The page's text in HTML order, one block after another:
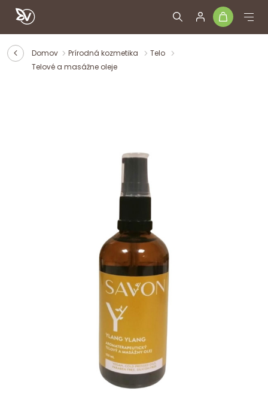
Domov Prírodná kozmetika
Telo
Telové a masážne oleje